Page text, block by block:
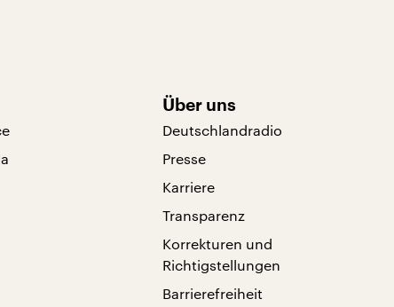
Über uns
Deutschlandradio
Presse
Karriere
Transparenz
Korrekturen und
Richtigstellungen
Barrierefreiheit